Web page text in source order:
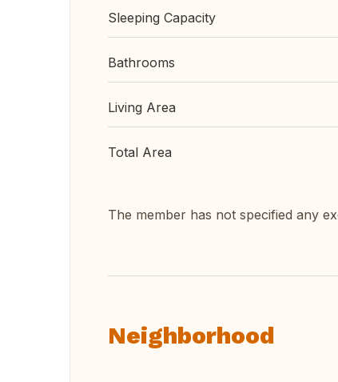
Sleeping Capacity
Bathrooms
Living Area
Total Area
The member has not specified any
Neighborhood